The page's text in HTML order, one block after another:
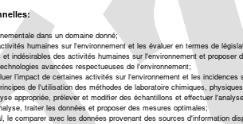
dans un domaine donné;
humaines sur l'environnement et les évaluer en termes de
indésirables des activités humaines sur l'environnement et proposer
avancées respectueuses de l'environnement;
l’impact de certaines activités sur l'environnement et les incidences
de l'utilisation des méthodes de laboratoire chimiques,
appropriée, prélever et modifier des échantillons et effectuer
traiter les données et proposer des mesures optimales;
le comparer avec les données provenant des sources d'information